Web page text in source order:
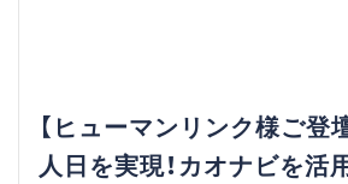
【ヒューマンリンク様ご登
人日を実現！カオナビを活